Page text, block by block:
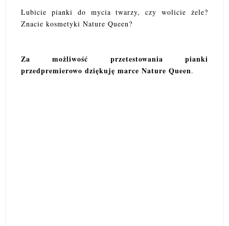
Lubicie pianki do mycia twarzy, czy wolicie żele?
Znacie kosmetyki Nature Queen?
Za możliwość przetestowania pianki
przedpremierowo dziękuję marce Nature Queen.